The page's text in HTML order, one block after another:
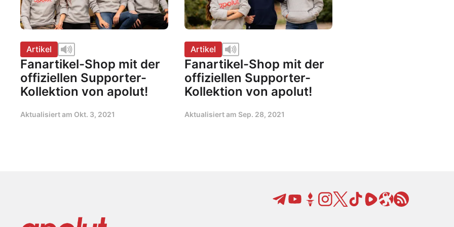
Artikel
Fanartikel-Shop mit der
offiziellen Supporter-
Kollektion von apolut!
Aktualisiert am Okt. 3, 2021
Artikel
Fanartikel-Shop mit der
offiziellen Supporter-
Kollektion von apolut!
Aktualisiert am Sep. 28, 2021